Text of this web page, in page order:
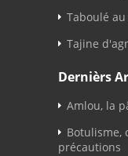
Taboulé
Tajine
Dernièrs
Amlou, la
Botulisme,
précautions